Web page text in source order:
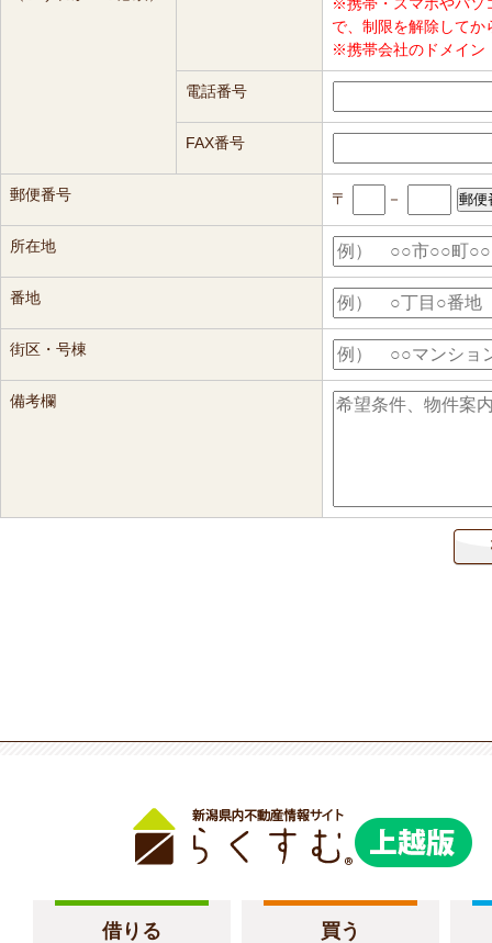
で、制限を解除して
※携帯会社のドメイン
電話番号
FAX番号
郵便番号 〒 －
所在地
番地
街区・号棟
備考欄
借りる 買う